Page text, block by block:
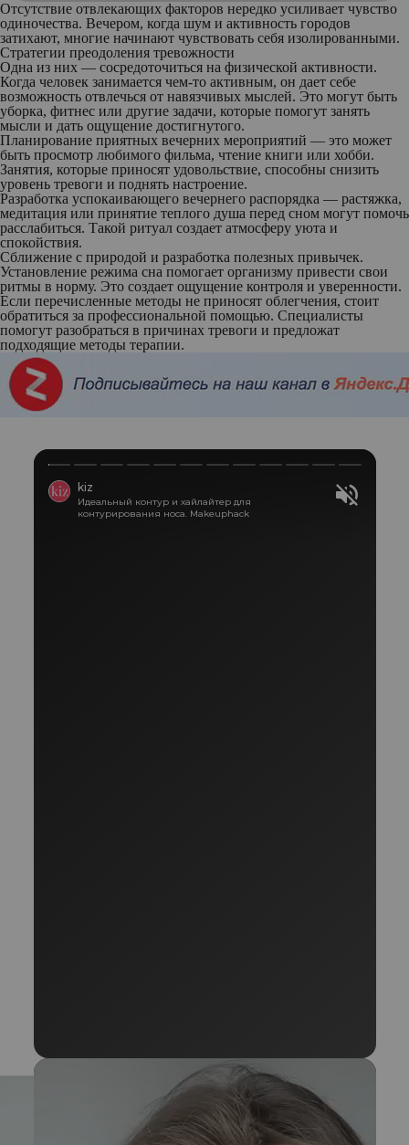
Отсутствие отвлекающих факторов нередко усиливает чувство
одиночества. Вечером, когда шум и активность городов
затихают, многие начинают чувствовать себя изолированными.
Стратегии преодоления тревожности
Одна из них — сосредоточиться на физической активности.
Когда человек занимается чем-то активным, он дает себе
возможность отвлечься от навязчивых мыслей. Это могут быть
уборка, фитнес или другие задачи, которые помогут занять
мысли и дать ощущение достигнутого.
Планирование приятных вечерних мероприятий — это может
быть просмотр любимого фильма, чтение книги или хобби.
Занятия, которые приносят удовольствие, способны снизить
уровень тревоги и поднять настроение.
Разработка успокаивающего вечернего распорядка — растяжка,
медитация или принятие теплого душа перед сном могут помочь
расслабиться. Такой ритуал создает атмосферу уюта и
спокойствия.
Сближение с природой и разработка полезных привычек.
Установление режима сна помогает организму привести свои
ритмы в норму. Это создает ощущение контроля и уверенности.
Если перечисленные методы не приносят облегчения, стоит
обратиться за профессиональной помощью. Специалисты
помогут разобраться в причинах тревоги и предложат
подходящие методы терапии.